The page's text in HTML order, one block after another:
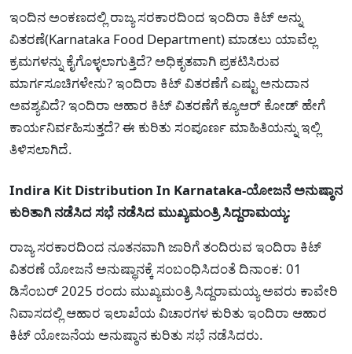
ಇಂದಿನ ಅಂಕಣದಲ್ಲಿ ರಾಜ್ಯ ಸರಕಾರದಿಂದ ಇಂದಿರಾ ಕಿಟ್ ಅನ್ನು
ವಿತರಣೆ(Karnataka Food Department) ಮಾಡಲು ಯಾವೆಲ್ಲ
ಕ್ರಮಗಳನ್ನು ಕೈಗೊಳ್ಳಲಾಗುತ್ತಿದೆ? ಅಧಿಕೃತವಾಗಿ ಪ್ರಕಟಿಸಿರುವ
ಮಾರ್ಗಸೂಚಿಗಳೇನು? ಇಂದಿರಾ ಕಿಟ್ ವಿತರಣೆಗೆ ಎಷ್ಟು ಅನುದಾನ
ಅವಶ್ಯವಿದೆ? ಇಂದಿರಾ ಆಹಾರ ಕಿಟ್ ವಿತರಣೆಗೆ ಕ್ಯೂಆರ್ ಕೋಡ್ ಹೇಗೆ
ಕಾರ್ಯನಿರ್ವಹಿಸುತ್ತದೆ? ಈ ಕುರಿತು ಸಂಪೂರ್ಣ ಮಾಹಿತಿಯನ್ನು ಇಲ್ಲಿ
ತಿಳಿಸಲಾಗಿದೆ.
Indira Kit Distribution In Karnataka-ಯೋಜನೆ ಅನುಷ್ಠಾನ
ಕುರಿತಾಗಿ ನಡೆಸಿದ ಸಭೆ ನಡೆಸಿದ ಮುಖ್ಯಮಂತ್ರಿ ಸಿದ್ದರಾಮಯ್ಯ:
ರಾಜ್ಯ ಸರಕಾರದಿಂದ ನೂತನವಾಗಿ ಜಾರಿಗೆ ತಂದಿರುವ ಇಂದಿರಾ ಕಿಟ್
ವಿತರಣೆ ಯೋಜನೆ ಅನುಷ್ಥಾನಕ್ಕೆ ಸಂಬಂಧಿಸಿದಂತೆ ದಿನಾಂಕ: 01
ಡಿಸೆಂಬರ್ 2025 ರಂದು ಮುಖ್ಯಮಂತ್ರಿ ಸಿದ್ದರಾಮಯ್ಯ ಅವರು ಕಾವೇರಿ
ನಿವಾಸದಲ್ಲಿ ಆಹಾರ ಇಲಾಖೆಯ ವಿಚಾರಗಳ ಕುರಿತು ಇಂದಿರಾ ಆಹಾರ
ಕಿಟ್ ಯೋಜನೆಯ ಅನುಷ್ಠಾನ ಕುರಿತು ಸಭೆ ನಡೆಸಿದರು.